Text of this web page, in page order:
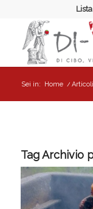
Sei in: Home /
Tag Archivio